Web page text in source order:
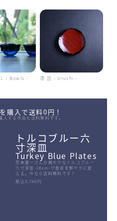
- Bowls - 漆 皿 - Urushi -
購入で送料0円！
する作品も送料無料です。
トルコブルー六
寸深皿
Turkey Blue Plates
荒木漢一さんの爽やかなトルコブルー
六寸深皿-18cm-が食卓を鮮やかに変
える。今なら送料無料です！
税込3,740円